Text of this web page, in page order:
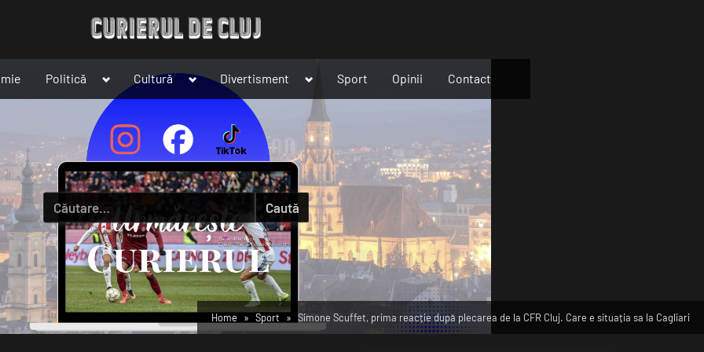
Politică
Toggle
sub-
menu
Cultură
Toggle
menu
Divertisment
Toggle
menu
Sport Opinii Contact
Caută
după:
Home Sport Simone Scuffet, prima reacție după plecarea de la CFR Cluj. Care e situația sa la Cagliari